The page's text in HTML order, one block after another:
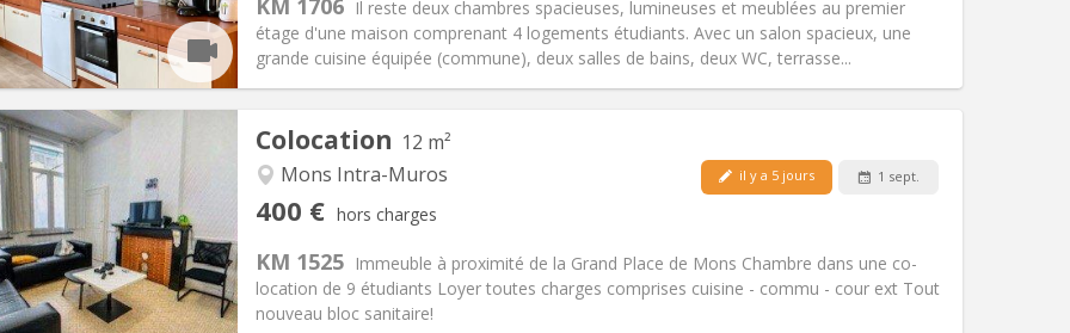
KM 1706 Il reste deux chambres spacieuses, lumineuses et meublées au premier
étage d'une maison comprenant 4 logements étudiants. Avec un salon spacieux, une
grande cuisine équipée (commune), deux salles de bains, deux WC, terrasse...
€
Aménagement
Salle de bain:Commune
Autre
Atmosphère:Chaleureuse,
Colocation 12 m²
Mons Intra-Muros
400 € hors charges
il y a 5 jours 1 sept.
KM 1525 Immeuble à proximité de la Grand Place de Mons Chambre dans une co-
location de 9 étudiants Loyer toutes charges comprises cuisine - commu - cour ext Tout
nouveau bloc sanitaire!
€
50 €
11 mois
Non
Aménagement
Salle de bain:Commune
Superficie:12 m2
Atmosphère:Communautaire
Animaux de compagnie:Non